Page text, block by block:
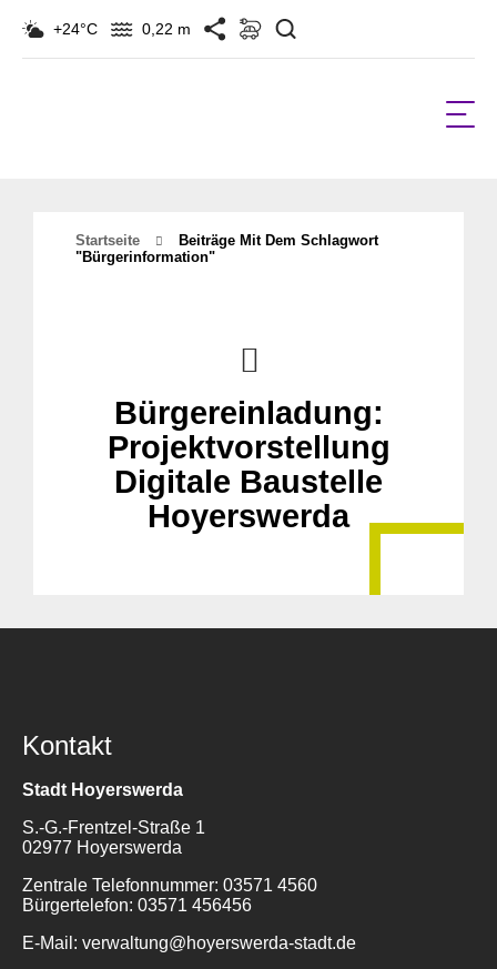
+24°C 0,22 m
Startseite
Beiträge Mit Dem Schlagwort
"bürgerinformation"
Bürgereinladung:
Projektvorstellung
Digitale Baustelle
Hoyerswerda
Kontakt
Stadt Hoyerswerda
S.-G.-Frentzel-Straße 1
02977 Hoyerswerda
Zentrale Telefonnummer: 03571 4560
Bürgertelefon: 03571 456456
E-Mail: verwaltung@hoyerswerda-stadt.de